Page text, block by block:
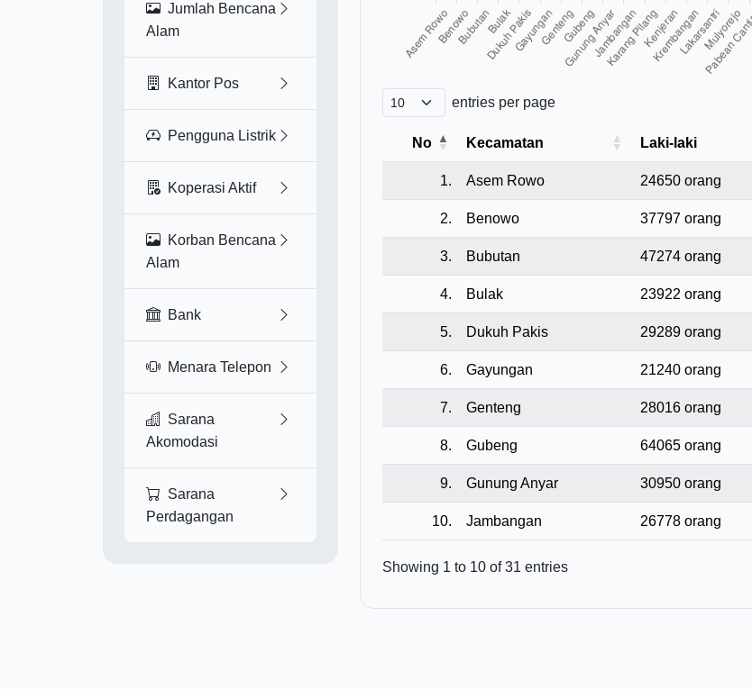
Jumlah Bencana
Alam
Kantor Pos
Pengguna Listrik
Koperasi Aktif
Korban Bencana
Alam
Bank
Menara Telepon
Sarana
Akomodasi
Sarana
Perdagangan
entries per page
No Kecamatan Laki-laki
1. Asem Rowo 24650 orang
2. Benowo 37797 orang
3. Bubutan 47274 orang
4. Bulak 23922 orang
5. Dukuh Pakis 29289 orang
6. Gayungan 21240 orang
7. Genteng 28016 orang
8. Gubeng 64065 orang
9. Gunung Anyar 30950 orang
10. Jambangan 26778 orang
Showing 1 to 10 of 31 entries